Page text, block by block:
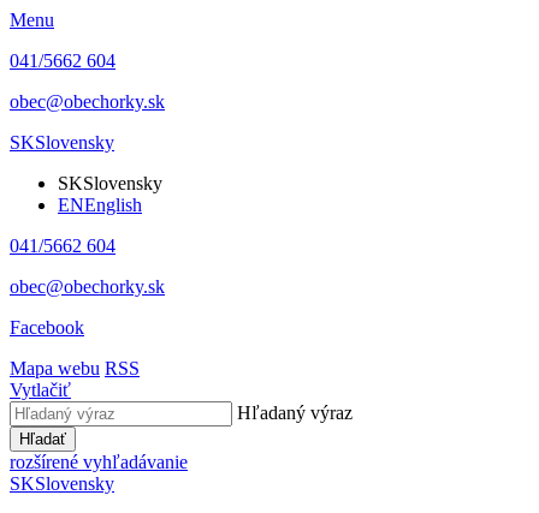
Menu
041/5662 604
obec@obechorky.sk
SKSlovensky
SKSlovensky
ENEnglish
041/5662 604
obec@obechorky.sk
Facebook
Mapa webu RSS
Vytlačiť
Hľadaný výraz
Hľadať
rozšírené vyhľadávanie
SKSlovensky